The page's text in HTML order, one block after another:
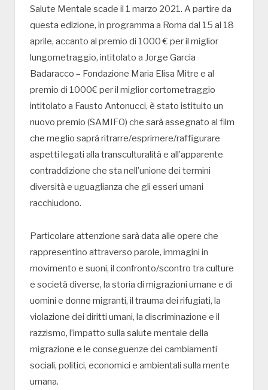
Salute Mentale scade il 1 marzo 2021. A partire da
questa edizione, in programma a Roma dal 15 al 18
aprile, accanto al premio di 1000 € per il miglior
lungometraggio, intitolato a Jorge Garcia
Badaracco – Fondazione Maria Elisa Mitre e al
premio di 1000€ per il miglior cortometraggio
intitolato a Fausto Antonucci, è stato istituito un
nuovo premio (SAMIFO) che sarà assegnato al film
che meglio saprà ritrarre/esprimere/raffigurare
aspetti legati alla transculturalità e all’apparente
contraddizione che sta nell’unione dei termini
diversità e uguaglianza che gli esseri umani
racchiudono.
Particolare attenzione sarà data alle opere che
rappresentino attraverso parole, immagini in
movimento e suoni, il confronto/scontro tra culture
e società diverse, la storia di migrazioni umane e di
uomini e donne migranti, il trauma dei rifugiati, la
violazione dei diritti umani, la discriminazione e il
razzismo, l’impatto sulla salute mentale della
migrazione e le conseguenze dei cambiamenti
sociali, politici, economici e ambientali sulla mente
umana.